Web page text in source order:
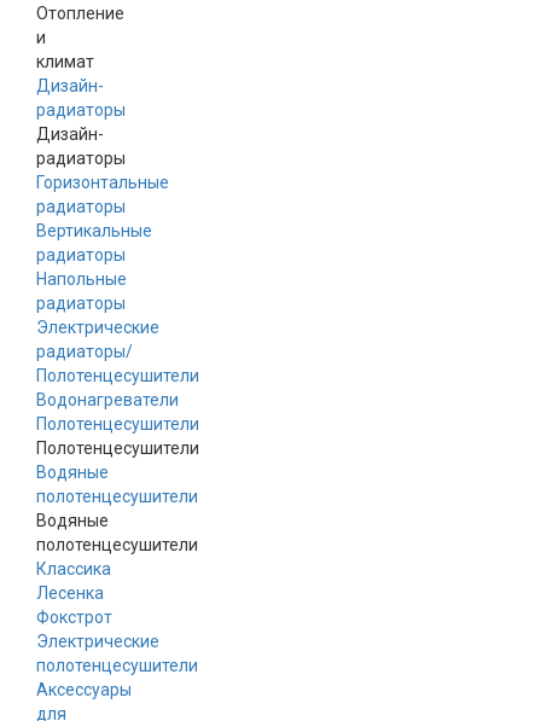
Отопление
и
климат
Дизайн-
радиаторы
Дизайн-
радиаторы
Горизонтальные
радиаторы
Вертикальные
радиаторы
Напольные
радиаторы
Электрические
радиаторы/
Полотенцесушители
Водонагреватели
Полотенцесушители
Полотенцесушители
Водяные
полотенцесушители
Водяные
полотенцесушители
Классика
Лесенка
Фокстрот
Электрические
полотенцесушители
Аксессуары
для